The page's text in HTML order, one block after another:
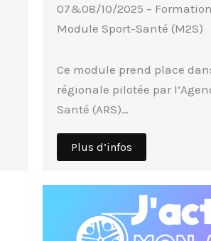
07&08/10/2025 –
Module Sport-Santé (M2S)
Ce module prend place
régionale pilotée par
Santé (ARS)…
Plus d’infos